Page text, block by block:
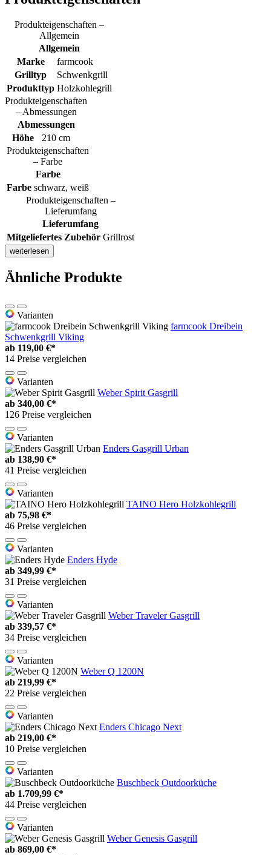
Produkteigenschaften –
Allgemein
Allgemein
Marke
farmcook
Grilltyp
Schwenkgrill
Produkttyp Holzkohlegrill
Produkteigenschaften
– Abmessungen
Abmessungen
Höhe
210 cm
Produkteigenschaften
– Farbe
Farbe
Farbe schwarz, weiß
Produkteigenschaften –
Lieferumfang
Lieferumfang
Mitgeliefertes Zubehör Grillrost
weiterlesen
Ähnliche Produkte
Varianten
farmcook Dreibein
Schwenkgrill Viking
ab 119,00 €*
14 Preise vergleichen
Varianten
Weber Spirit Gasgrill
ab 340,00 €*
126 Preise vergleichen
Varianten
Enders Gasgrill Urban
ab 138,90 €*
41 Preise vergleichen
Varianten
TAINO Hero Holzkohlegrill
ab 75,98 €*
46 Preise vergleichen
Varianten
Enders Hyde
ab 349,99 €*
31 Preise vergleichen
Varianten
Weber Traveler Gasgrill
ab 339,57 €*
34 Preise vergleichen
Varianten
Weber Q 1200N
ab 219,99 €*
22 Preise vergleichen
Varianten
Enders Chicago Next
ab 219,00 €*
10 Preise vergleichen
Varianten
Buschbeck Outdoorküche
ab 1.709,99 €*
44 Preise vergleichen
Varianten
Weber Genesis Gasgrill
ab 869,00 €*